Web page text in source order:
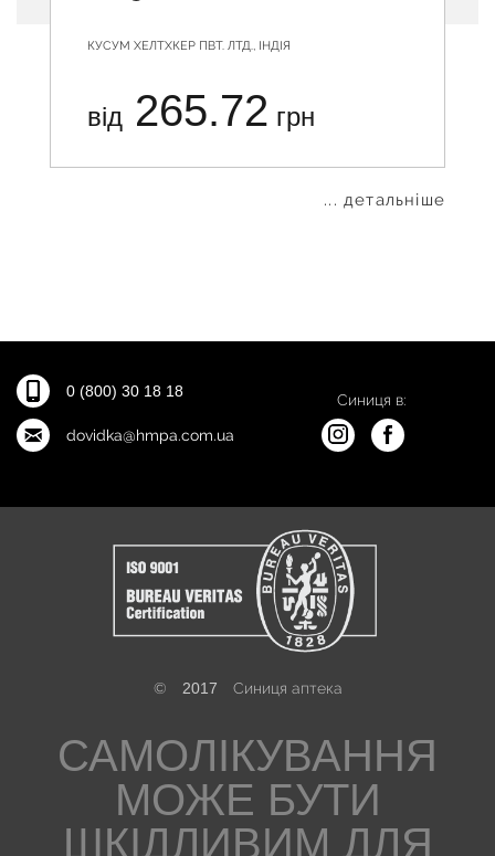
КУСУМ ХЕЛТХКЕР ПВТ. ЛТД., ІНДІЯ
від 265.72 грн
... детальніше
0 (800) 30 18 18
dovidka@hmpa.com.ua
Синиця в:
© 2017 Синиця аптека
САМОЛІКУВАННЯ
МОЖЕ БУТИ
ШКІДЛИВИМ ДЛЯ